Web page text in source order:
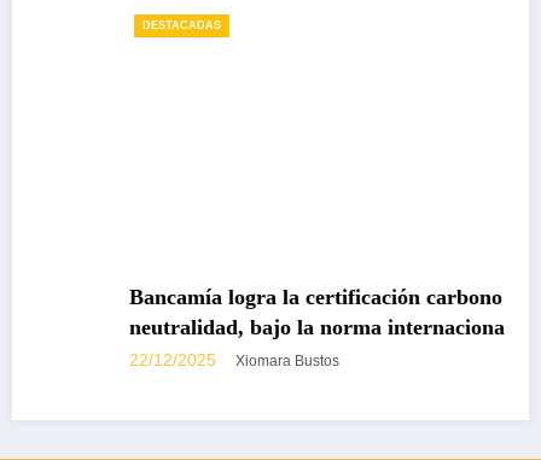
DESTACADAS
Bancamía logra la certificación carbono
neutralidad, bajo la norma internacional ISO
22/12/2025 Xiomara Bustos